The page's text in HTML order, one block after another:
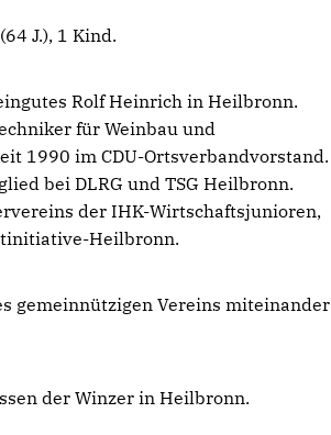
J.), 1 Kind.
Rolf Heinrich in Heilbronn.
für Weinbau und
1990 im CDU-Ortsverbandvorstand.
bei DLRG und TSG Heilbronn.
der IHK-Wirtschaftsjunioren,
Heilbronn.
gemeinnützigen Vereins miteinander
der Winzer in Heilbronn.